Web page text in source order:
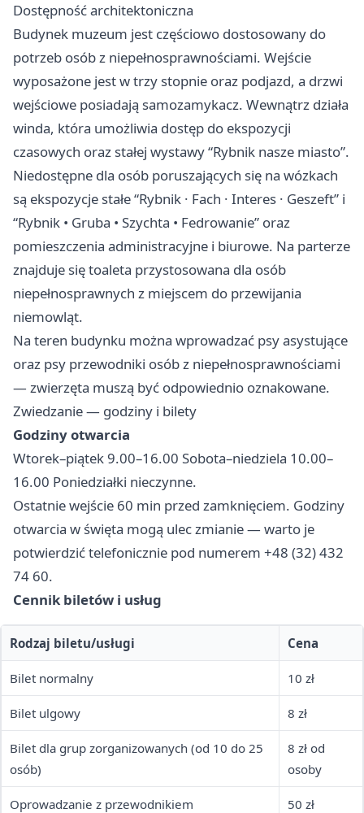
Dostępność architektoniczna
Budynek muzeum jest częściowo dostosowany do
potrzeb osób z niepełnosprawnościami. Wejście
wyposażone jest w trzy stopnie oraz podjazd, a drzwi
wejściowe posiadają samozamykacz. Wewnątrz działa
winda, która umożliwia dostęp do ekspozycji
czasowych oraz stałej wystawy “Rybnik nasze miasto”.
Niedostępne dla osób poruszających się na wózkach
są ekspozycje stałe “Rybnik · Fach · Interes · Geszeft” i
“Rybnik • Gruba • Szychta • Fedrowanie” oraz
pomieszczenia administracyjne i biurowe. Na parterze
znajduje się toaleta przystosowana dla osób
niepełnosprawnych z miejscem do przewijania
niemowląt.
Na teren budynku można wprowadzać psy asystujące
oraz psy przewodniki osób z niepełnosprawnościami
— zwierzęta muszą być odpowiednio oznakowane.
Zwiedzanie — godziny i bilety
Godziny otwarcia
Wtorek–piątek 9.00–16.00 Sobota–niedziela 10.00–
16.00 Poniedziałki nieczynne.
Ostatnie wejście 60 min przed zamknięciem. Godziny
otwarcia w święta mogą ulec zmianie — warto je
potwierdzić telefonicznie pod numerem +48 (32) 432
74 60.
Cennik biletów i usług
Rodzaj biletu/usługi Cena
Bilet normalny 10 zł
Bilet ulgowy 8 zł
Bilet dla grup zorganizowanych (od 10 do 25
osób)
8 zł od
osoby
Oprowadzanie z przewodnikiem 50 zł